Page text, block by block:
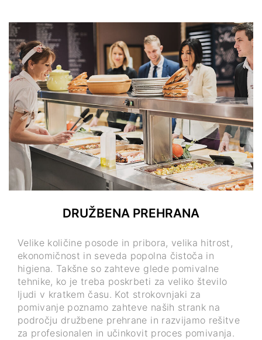
DRUŽBENA PREHRANA
Velike količine posode in pribora, velika hitrost,
ekonomičnost in seveda popolna čistoča in
higiena. Takšne so zahteve glede pomivalne
tehnike, ko je treba poskrbeti za veliko število
ljudi v kratkem času. Kot strokovnjaki za
pomivanje poznamo zahteve naših strank na
področju družbene prehrane in razvijamo rešitve
za profesionalen in učinkovit proces pomivanja.